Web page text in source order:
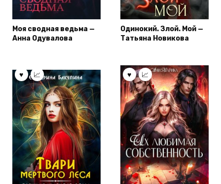
Моя сводная ведьма —
Анна Одувалова
Одинокий. Злой. Мой —
Татьяна Новикова